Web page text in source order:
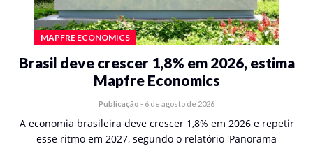
MAPFRE ECONOMICS
Brasil deve crescer 1,8% em 2026, estima
Mapfre Economics
Publicação - 6 de agosto de 2026
A economia brasileira deve crescer 1,8% em 2026 e repetir
esse ritmo em 2027, segundo o relatório 'Panorama